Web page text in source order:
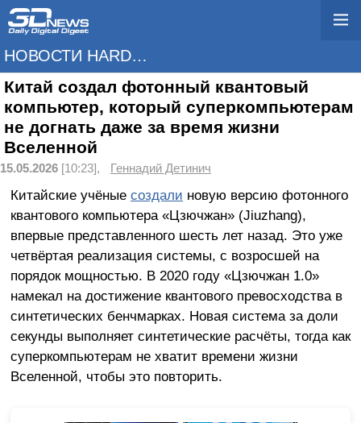
НОВОСТИ HARDWARE
Китай создал фотонный квантовый
компьютер, который суперкомпьютерам
не догнать даже за время жизни
Вселенной
15.05.2026 [10:23], Геннадий Детинич
Китайские учёные создали новую версию фотонного
квантового компьютера «Цзючжан» (Jiuzhang),
впервые представленного шесть лет назад. Это уже
четвёртая реализация системы, с возросшей на
порядок мощностью. В 2020 году «Цзючжан 1.0»
намекал на достижение квантового превосходства в
синтетических бенчмарках. Новая система за доли
секунды выполняет синтетические расчёты, тогда как
суперкомпьютерам не хватит времени жизни
Вселенной, чтобы это повторить.